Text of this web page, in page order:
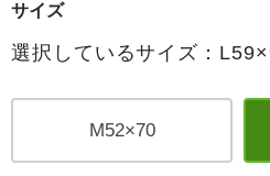
サイズ
選択しているサイズ：
M52×70